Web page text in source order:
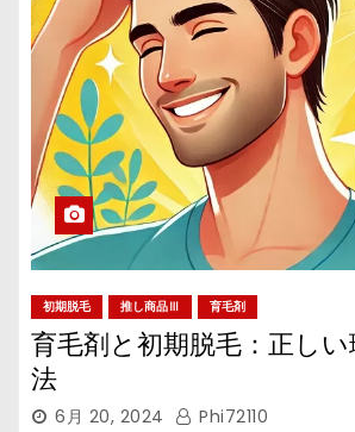
初期脱毛 推し商品Ⅲ 育毛剤
育毛剤と初期脱毛：正し
法
6月 20, 2024 Phi72110